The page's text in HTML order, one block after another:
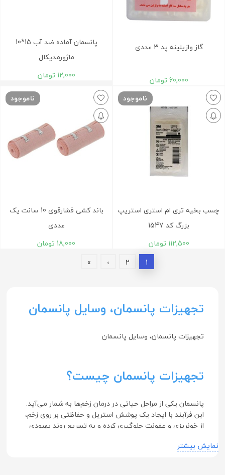
گاز وازیلینه پد 3 عددی
60,000 تومان
پانسمان آماده ضد آب 15*10
ماژورمدیکال
12,000 تومان
ناموجود
چسب بخیه تری ام استری استریپ
بزرگ کد 1547
112,500 تومان
ناموجود
باند کشی فشارقوی 10 سانت یک
عددی
18,000 تومان
1
2
›
»
تجهیزات پانسمان، وسایل پانسمان
تجهیزات پانسمان، وسایل پانسمان
تجهیزات پانسمان چیست؟
پانسمان یکی از مراحل حیاتی در درمان زخم‌ها به شمار می‌آید.
این فرآیند با ایجاد یک پوشش استریل و حفاظتی بر روی زخم،
از خونریزی و عفونت جلوگیری کرده و به تسریع روند بهبودی
و با توجه به وجود وسایل متنوع و تخصصی برای مراقبت از
نمایش بیشتر